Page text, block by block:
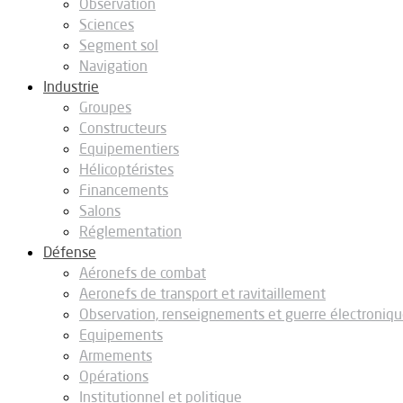
Observation
Sciences
Segment sol
Navigation
Industrie
Groupes
Constructeurs
Equipementiers
Hélicoptéristes
Financements
Salons
Réglementation
Défense
Aéronefs de combat
Aeronefs de transport et ravitaillement
Observation, renseignements et guerre
Equipements
Armements
Opérations
Institutionnel et politique